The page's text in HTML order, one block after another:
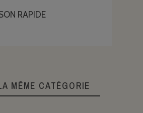
RAPIDE
MÊME CATÉGORIE